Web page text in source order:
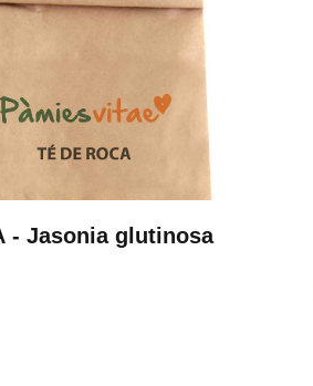
- Jasonia glutinosa